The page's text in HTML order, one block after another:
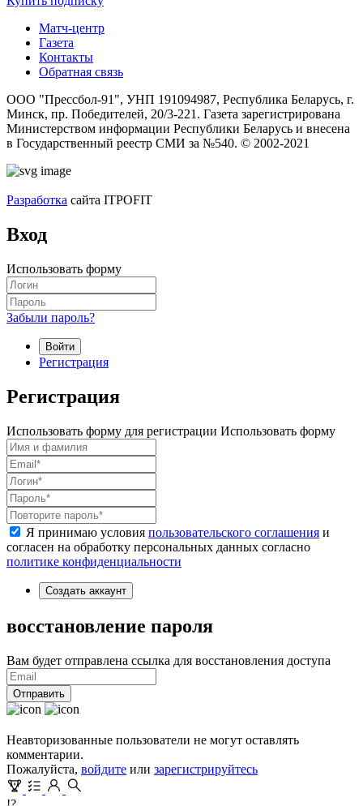
Матч-центр
Газета
Контакты
Обратная связь
ООО "Прессбол-91", УНП 191094987, Республика Беларусь, г.
Минск, пр. Победителей, 20/3-221. Газета зарегистрирована
Министерством информации Республики Беларусь и внесена
в Государственный реестр СМИ за №540. © 2002-2021
Разработка сайта ITPOFIT
Вход
Использовать форму
Забыли пароль?
Войти
Регистрация
Регистрация
Использовать форму для регистрации Использовать форму
Я принимаю условия пользовательского соглашения и
согласен на обработку персональных данных согласно
политике конфиденциальности
Создать аккаунт
восстановление пароля
Вам будет отправлена ссылка для восстановления доступа
Отправить
Неавторизованные пользователи не могут оставлять
комментарии.
Пожалуйста, войдите или зарегистрируйтесь